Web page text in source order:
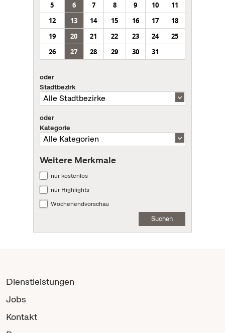
5
6 7 8 9 10
11
12
13 14 15 16 17
18
19
20 21 22 23 24
25
26
27 28 29 30 31
oder
Stadtbezirk
oder
Kategorie
Weitere Merkmale
nur kostenlos
nur Highlights
Wochenendvorschau
Suchen
Dienstleistungen
Jobs
Kontakt